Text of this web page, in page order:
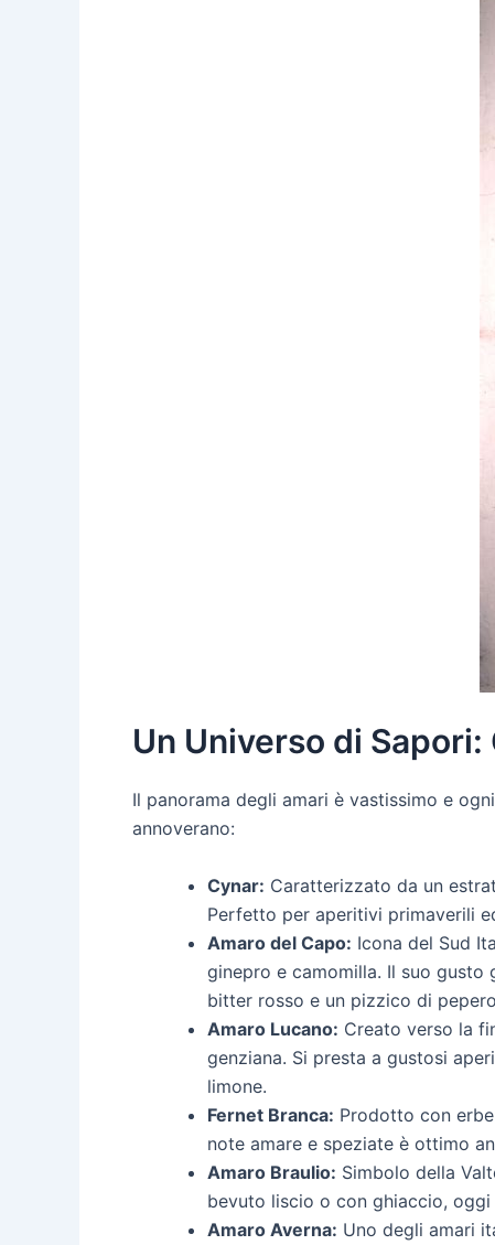
Un Universo di
Il panorama degli amari è vastissimo e
annoverano:
Cynar: Caratterizzato da un
Perfetto per aperitivi primaverili
Amaro del Capo: Icona del Sud
ginepro e camomilla. Il suo
bitter rosso e un pizzico di
Amaro Lucano: Creato verso la
genziana. Si presta a gustosi
limone.
Fernet Branca: Prodotto con
note amare e speziate è ottimo
Amaro Braulio: Simbolo della
bevuto liscio o con ghiaccio,
Amaro Averna: Uno degli amari